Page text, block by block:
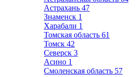
Астрахань 47
Знаменск 1
Харабали 1
Томская область 61
Томск 42
Северск 3
Асино 1
Смоленская область 57